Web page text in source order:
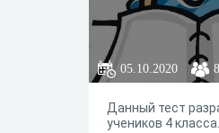
05.10.2020
Данный тест
учеников 4